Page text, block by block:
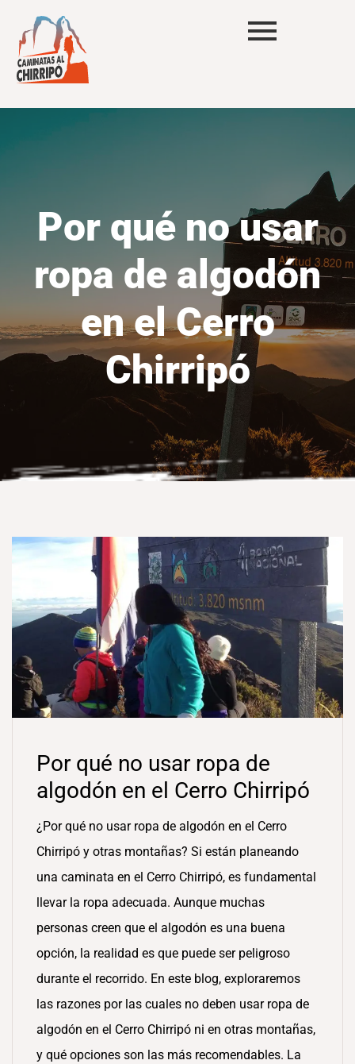
Por qué no usar
ropa de algodón
en el Cerro
Chirripó
Por qué no usar ropa de
algodón en el Cerro Chirripó
¿Por qué no usar ropa de algodón en el Cerro
Chirripó y otras montañas? Si están planeando
una caminata en el Cerro Chirripó, es fundamental
llevar la ropa adecuada. Aunque muchas
personas creen que el algodón es una buena
opción, la realidad es que puede ser peligroso
durante el recorrido. En este blog, exploraremos
las razones por las cuales no deben usar ropa de
algodón en el Cerro Chirripó ni en otras montañas,
y qué opciones son las más recomendables. La